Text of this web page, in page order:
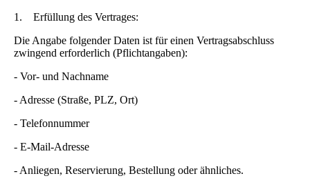
1. Erfüllung des Vertrages:
Die Angabe folgender Daten ist für einen Vertragsabschluss
zwingend erforderlich (Pflichtangaben):
- Vor- und Nachname
- Adresse (Straße, PLZ, Ort)
- Telefonnummer
- E-Mail-Adresse
- Anliegen, Reservierung, Bestellung oder ähnliches.